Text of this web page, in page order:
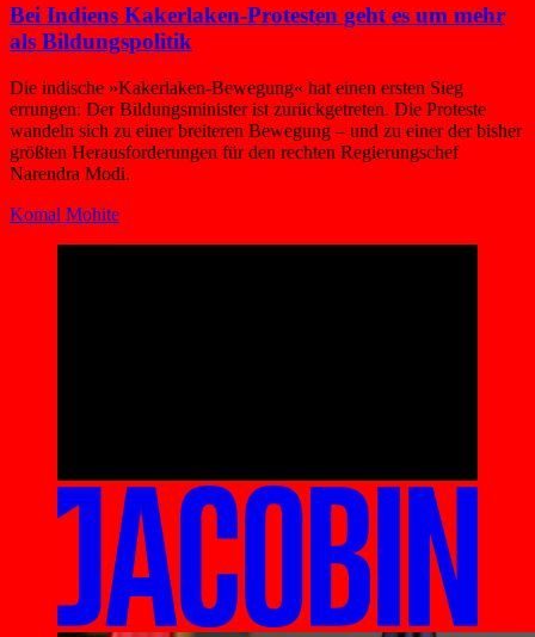
Bei Indiens Kakerlaken-Protesten geht es um mehr
als Bildungspolitik
Die indische »Kakerlaken-Bewegung« hat einen ersten Sieg
errungen: Der Bildungsminister ist zurückgetreten. Die Proteste
wandeln sich zu einer breiteren Bewegung – und zu einer der bisher
größten Herausforderungen für den rechten Regierungschef
Narendra Modi.
Komal Mohite